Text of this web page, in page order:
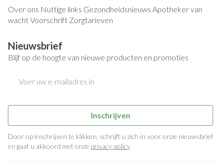
Over ons Nuttige links Gezondheidsnieuws Apotheker van
wachtVoorschrift Zorgtarieven
Nieuwsbrief
Blijf op de hoogte van nieuwe producten en promoties
Inschrijven
Door op inschrijven te klikken, schrijft u zich in voor onze nieuwsbrief
en gaat u akkoord met onze privacy policy.